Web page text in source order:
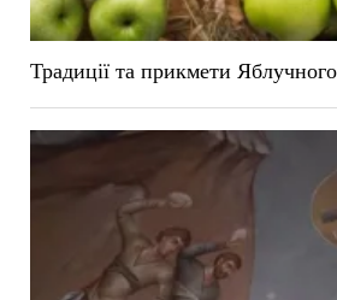
Традиції та прикмети